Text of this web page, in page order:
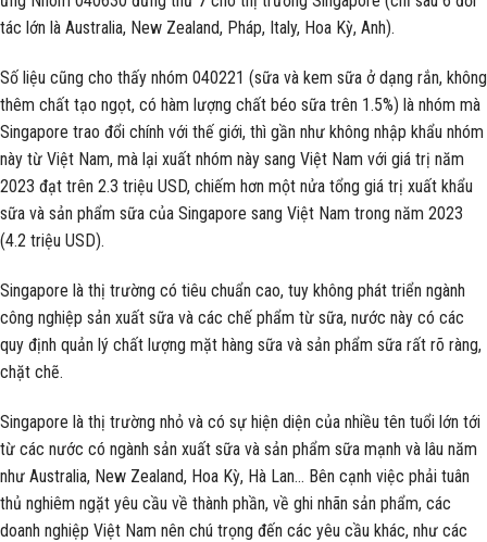
tác lớn là Australia, New Zealand, Pháp, Italy, Hoa Kỳ, Anh).
Số liệu cũng cho thấy nhóm 040221 (sữa và kem sữa ở dạng rắn, không
thêm chất tạo ngọt, có hàm lượng chất béo sữa trên 1.5%) là nhóm mà
Singapore trao đổi chính với thế giới, thì gần như không nhập khẩu nhóm
này từ Việt Nam, mà lại xuất nhóm này sang Việt Nam với giá trị năm
2023 đạt trên 2.3 triệu USD, chiếm hơn một nửa tổng giá trị xuất khẩu
sữa và sản phẩm sữa của Singapore sang Việt Nam trong năm 2023
(4.2 triệu USD).
Singapore là thị trường có tiêu chuẩn cao, tuy không phát triển ngành
công nghiệp sản xuất sữa và các chế phẩm từ sữa, nước này có các
quy định quản lý chất lượng mặt hàng sữa và sản phẩm sữa rất rõ ràng,
chặt chẽ.
Singapore là thị trường nhỏ và có sự hiện diện của nhiều tên tuổi lớn tới
từ các nước có ngành sản xuất sữa và sản phẩm sữa mạnh và lâu năm
như Australia, New Zealand, Hoa Kỳ, Hà Lan… Bên cạnh việc phải tuân
thủ nghiêm ngặt yêu cầu về thành phần, về ghi nhãn sản phẩm, các
doanh nghiệp Việt Nam nên chú trọng đến các yêu cầu khác, như các